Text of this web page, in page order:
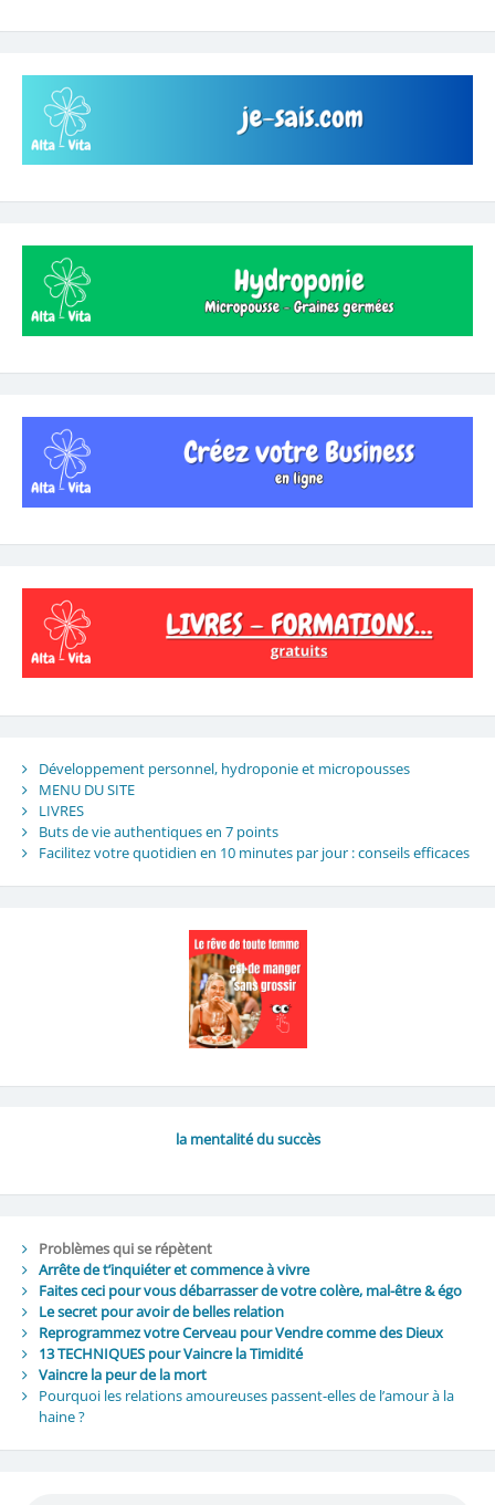
Développement personnel, hydroponie et micropousses
MENU DU SITE
LIVRES
Buts de vie authentiques en 7 points
Facilitez votre quotidien en 10 minutes par jour : conseils efficaces
la mentalité du succès
Problèmes qui se répètent
Arrête de t’inquiéter et commence à vivre
Faites ceci pour vous débarrasser de votre colère, mal-être & égo
Le secret pour avoir de belles relation
Reprogrammez votre Cerveau pour Vendre comme des Dieux
13 TECHNIQUES pour Vaincre la Timidité
Vaincre la peur de la mort
Pourquoi les relations amoureuses passent-elles de l’amour à la
haine ?